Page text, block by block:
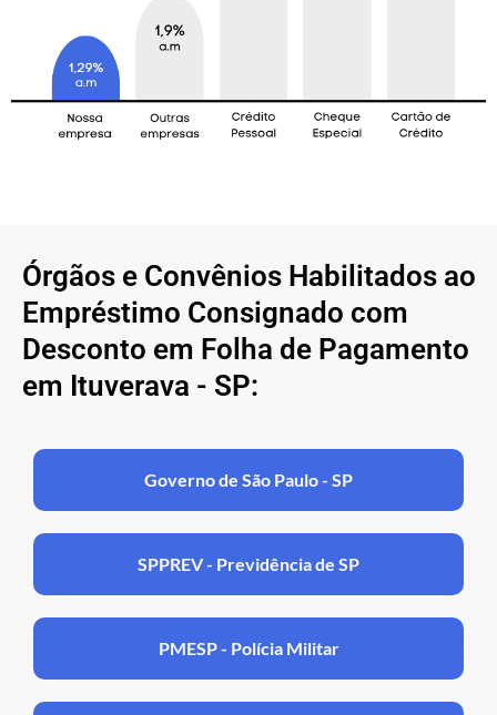
Órgãos e Convênios Habilitados ao
Empréstimo Consignado com
Desconto em Folha de Pagamento
em Ituverava - SP:
Governo de São Paulo - SP
SPPREV - Previdência de SP
PMESP - Polícia Militar